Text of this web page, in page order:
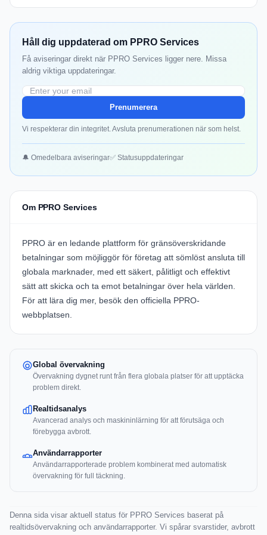
Håll dig uppdaterad om PPRO Services
Få aviseringar direkt när PPRO Services ligger nere. Missa
aldrig viktiga uppdateringar.
Prenumerera
Vi respekterar din integritet. Avsluta prenumerationen när som helst.
🔔 Omedelbara aviseringar✅ Statusuppdateringar
Om PPRO Services
PPRO är en ledande plattform för gränsöverskridande
betalningar som möjliggör för företag att sömlöst ansluta till
globala marknader, med ett säkert, pålitligt och effektivt
sätt att skicka och ta emot betalningar över hela världen.
För att lära dig mer, besök den officiella PPRO-
webbplatsen.
Global övervakning
Övervakning dygnet runt från flera globala platser för att upptäcka
problem direkt.
Realtidsanalys
Avancerad analys och maskininlärning för att förutsäga och
förebygga avbrott.
Användarrapporter
Användarrapporterade problem kombinerat med automatisk
övervakning för full täckning.
Denna sida visar aktuell status för PPRO Services baserat på
realtidsövervakning och användarrapporter. Vi spårar svarstider, avbrott